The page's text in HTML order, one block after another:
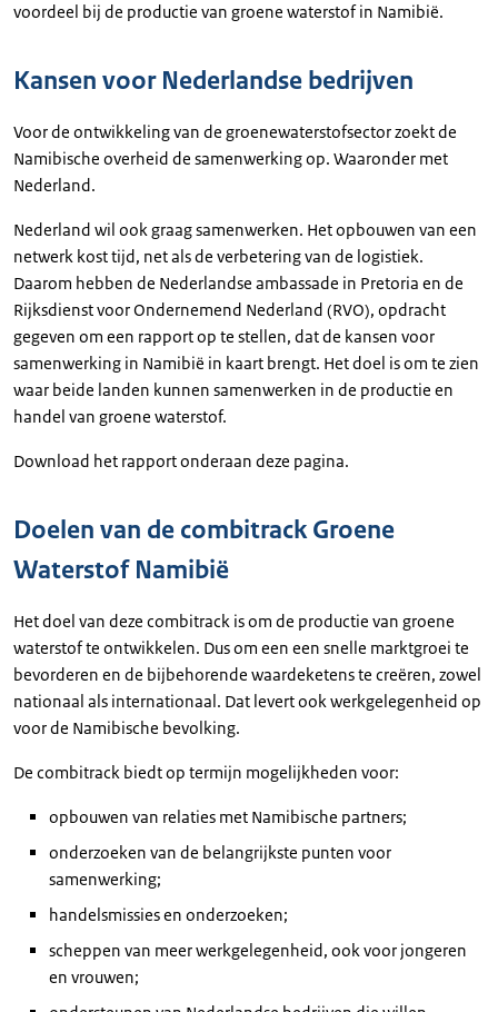
voordeel bij de productie van groene waterstof in Namibië.
Kansen voor Nederlandse bedrijven
Voor de ontwikkeling van de groenewaterstofsector zoekt de
Namibische overheid de samenwerking op. Waaronder met
Nederland.
Nederland wil ook graag samenwerken. Het opbouwen van een
netwerk kost tijd, net als de verbetering van de logistiek.
Daarom hebben de Nederlandse ambassade in Pretoria en de
Rijksdienst voor Ondernemend Nederland (RVO), opdracht
gegeven om een rapport op te stellen, dat de kansen voor
samenwerking in Namibië in kaart brengt. Het doel is om te zien
waar beide landen kunnen samenwerken in de productie en
handel van groene waterstof.
Download het rapport onderaan deze pagina.
Doelen van de combitrack Groene
Waterstof Namibië
Het doel van deze combitrack is om de productie van groene
waterstof te ontwikkelen. Dus om een een snelle marktgroei te
bevorderen en de bijbehorende waardeketens te creëren, zowel
nationaal als internationaal. Dat levert ook werkgelegenheid op
voor de Namibische bevolking.
De combitrack biedt op termijn mogelijkheden voor:
opbouwen van relaties met Namibische partners;
onderzoeken van de belangrijkste punten voor
samenwerking;
handelsmissies en onderzoeken;
scheppen van meer werkgelegenheid, ook voor jongeren
en vrouwen;